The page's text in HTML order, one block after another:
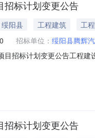
招标计划变更公告
阳县 工程建筑
工程
招标单位： 绥阳县腾辉
目招标计划变更公告工程
信用代码
招标计划变更公告